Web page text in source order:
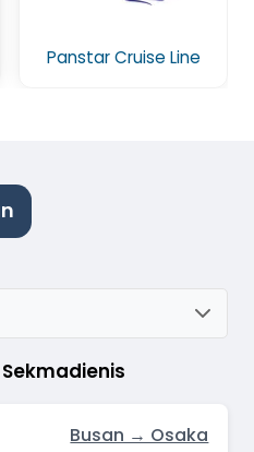
Panstar Cruise Line
Sekmadienis
Busan → Osaka